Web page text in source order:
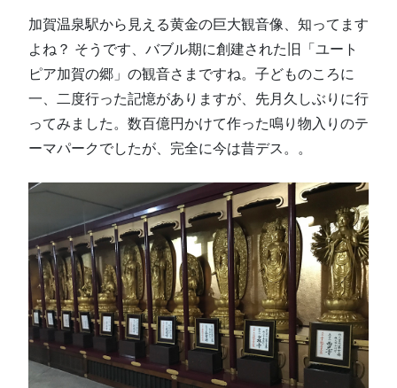
加賀温泉駅から見える黄金の巨大観音像、知ってます
よね？ そうです、バブル期に創建された旧「ユート
ピア加賀の郷」の観音さまですね。子どものころに
一、二度行った記憶がありますが、先月久しぶりに行
ってみました。数百億円かけて作った鳴り物入りのテ
ーマパークでしたが、完全に今は昔デス。。